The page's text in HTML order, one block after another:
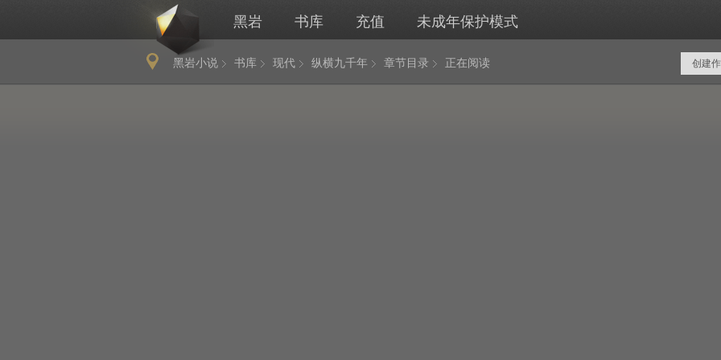
黑岩 书库 充值 未成年保护模式
黑岩小说 书库 现代 纵横九千年 章节目录 正在阅读 创建